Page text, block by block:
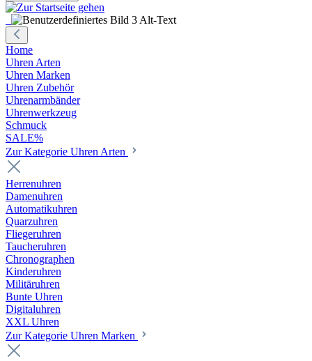
Home
Uhren Arten
Uhren Marken
Uhren Zubehör
Uhrenarmbänder
Uhrenwerkzeug
Schmuck
SALE%
Zur Kategorie Uhren Arten
Herrenuhren
Damenuhren
Automatikuhren
Quarzuhren
Fliegeruhren
Taucheruhren
Chronographen
Kinderuhren
Militäruhren
Bunte Uhren
Digitaluhren
XXL Uhren
Zur Kategorie Uhren Marken